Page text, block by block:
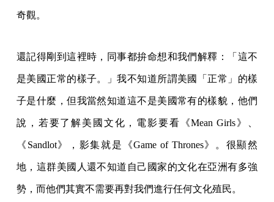
奇觀。
還記得剛到這裡時，同事都拚命想和我們解釋：「這不
是美國正常的樣子。」我不知道所謂美國「正常」的樣
子是什麼，但我當然知道這不是美國常有的樣貌，他們
說，若要了解美國文化，電影要看《Mean Girls》、
《Sandlot》，影集就是《Game of Thrones》。很顯然
地，這群美國人還不知道自己國家的文化在亞洲有多強
勢，而他們其實不需要再對我們進行任何文化殖民。